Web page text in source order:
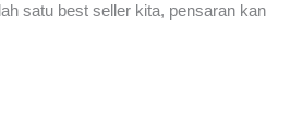
satu best seller kita, pensaran kan